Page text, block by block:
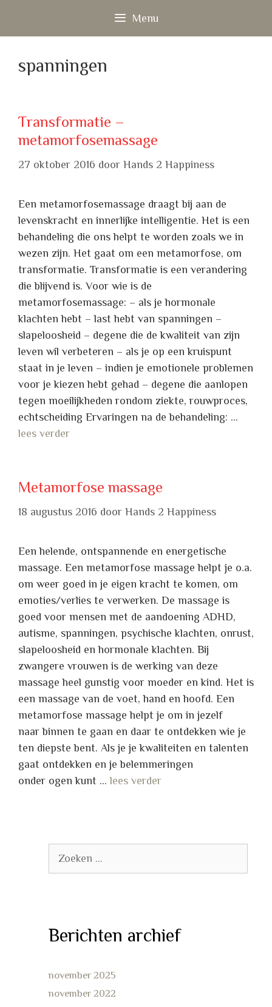
de
Menu
spanningen
Transformatie –
metamorfosemassage
27 oktober 2016 door Hands 2 Happiness
Een metamorfosemassage draagt bij aan de
levenskracht en innerlijke intelligentie. Het is een
behandeling die ons helpt te worden zoals we in
wezen zijn. Het gaat om een metamorfose, om
transformatie. Transformatie is een verandering
die blijvend is. Voor wie is de
metamorfosemassage: – als je hormonale
klachten hebt – last hebt van spanningen –
slapeloosheid – degene die de kwaliteit van zijn
leven wil verbeteren – als je op een kruispunt
staat in je leven – indien je emotionele problemen
voor je kiezen hebt gehad – degene die aanlopen
tegen moeilijkheden rondom ziekte, rouwproces,
echtscheiding Ervaringen na de behandeling: …
lees verder
Metamorfose massage
18 augustus 2016 door Hands 2 Happiness
Een helende, ontspannende en energetische
massage. Een metamorfose massage helpt je o.a.
om weer goed in je eigen kracht te komen, om
emoties/verlies te verwerken. De massage is
goed voor mensen met de aandoening ADHD,
autisme, spanningen, psychische klachten, onrust,
slapeloosheid en hormonale klachten. Bij
zwangere vrouwen is de werking van deze
massage heel gunstig voor moeder en kind. Het is
een massage van de voet, hand en hoofd. Een
metamorfose massage helpt je om in jezelf
naar binnen te gaan en daar te ontdekken wie je
ten diepste bent. Als je je kwaliteiten en talenten
gaat ontdekken en je belemmeringen
onder ogen kunt …lees verder
naar:
Berichten archief
november 2025
november 2022